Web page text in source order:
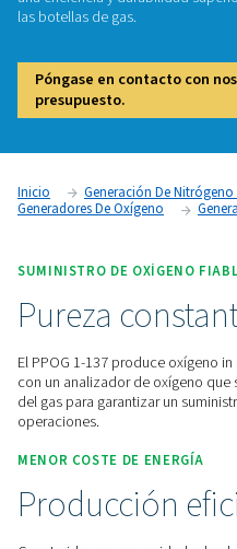
PPOG
El PPOG 1-137 permite
una eficiencia y
las botellas de gas.
Póngase en
presupuesto.
Inicio
Generadores De Oxígeno